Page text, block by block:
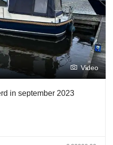
Video
in september 2023